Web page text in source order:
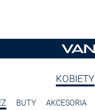
KOBIETY
BUTY AKCESORIA